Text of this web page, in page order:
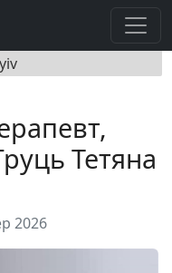
Тетяна
2026